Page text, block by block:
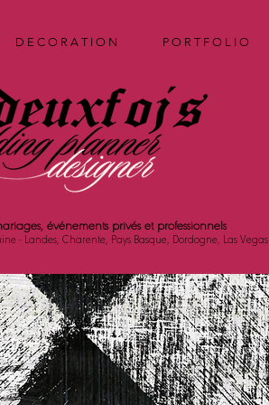
D E C O R A T I O N P O R T F O L I O
événements privés et professionnels
- Landes, Charente, Pays Basque, Dordogne, Las Vegas